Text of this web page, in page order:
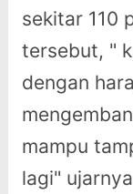
sekitar 110
tersebut, "
dengan
mampu
lagi"